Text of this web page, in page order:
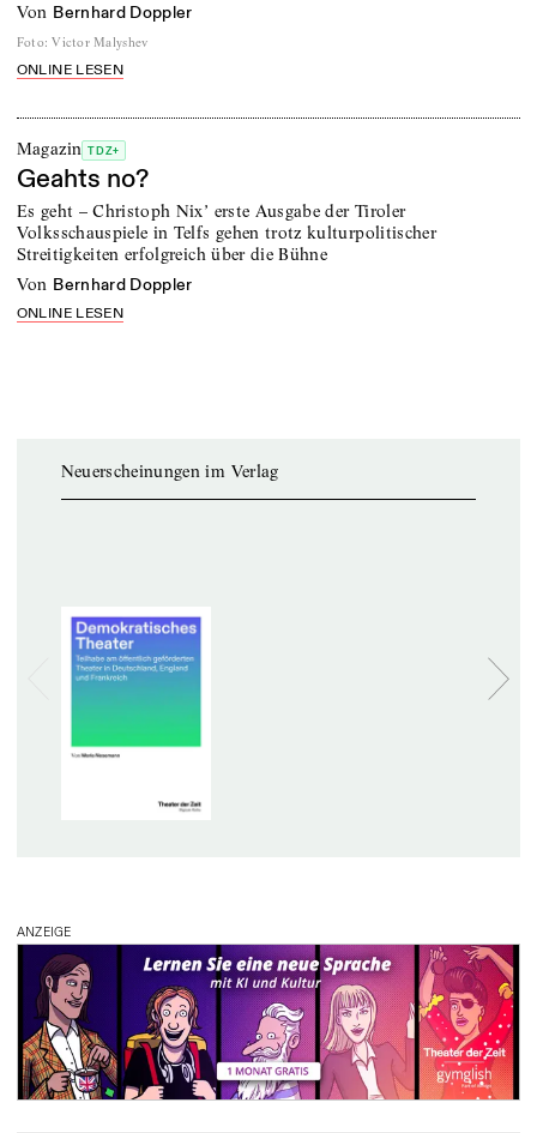
von Bernhard Doppler
Foto: Victor Malyshev
ONLINE LESEN
Magazin TDZ+
Geahts no?
Es geht – Christoph Nix’ erste Ausgabe der Tiroler
Volksschauspiele in Telfs gehen trotz kulturpolitischer
Streitigkeiten erfolgreich über die Bühne
von Bernhard Doppler
ONLINE LESEN
Neuerscheinungen im Verlag
ANZEIGE